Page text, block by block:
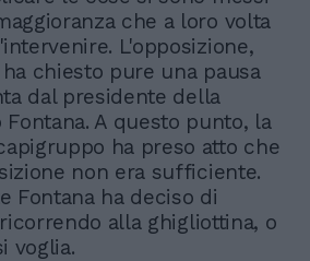
che a loro volta
L'opposizione,
chiesto pure una pausa
dal presidente della
Fontana. A questo punto, la
ha preso atto che
non era sufficiente.
Fontana ha deciso di
alla ghigliottina, o
voglia.